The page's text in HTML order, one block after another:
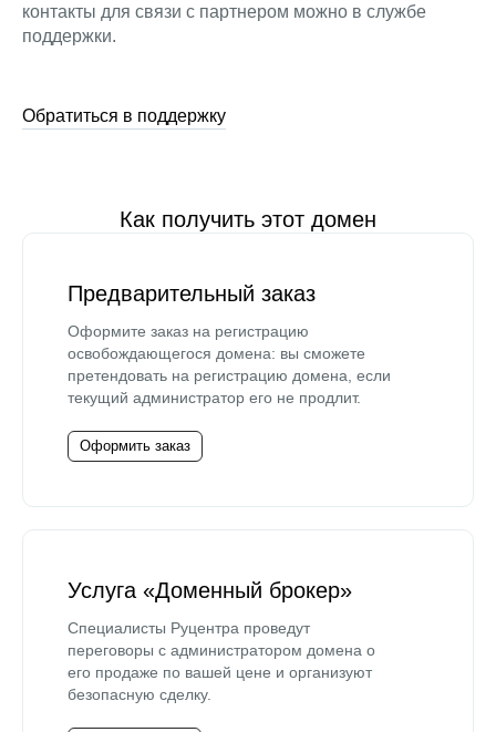
контакты для связи с партнером можно в службе
поддержки.
Обратиться в поддержку
Как получить этот домен
Предварительный заказ
Оформите заказ на регистрацию
освобождающегося домена: вы сможете
претендовать на регистрацию домена, если
текущий администратор его не продлит.
Оформить заказ
Услуга «Доменный брокер»
Специалисты Руцентра проведут
переговоры с администратором домена о
его продаже по вашей цене и организуют
безопасную сделку.